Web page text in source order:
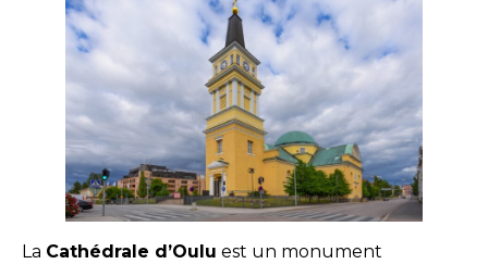
La Cathédrale d’Oulu est un monument